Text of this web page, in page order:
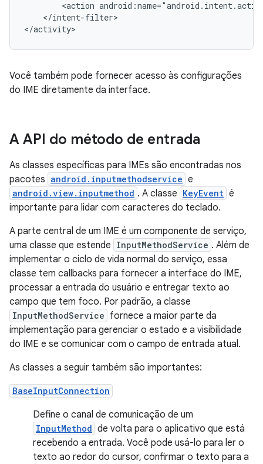
<action
</intent-filter>
</activity>
Você também pode fornecer acesso às configurações
do IME diretamente da interface.
A API do método de entrada
As classes específicas para IMEs são encontradas nos
pacotes android.inputmethodservice e
android.view.inputmethod . A classe KeyEvent é
importante para lidar com caracteres do teclado.
A parte central de um IME é um componente de serviço,
uma classe que estende InputMethodService . Além de
implementar o ciclo de vida normal do serviço, essa
classe tem callbacks para fornecer a interface do IME,
processar a entrada do usuário e entregar texto ao
campo que tem foco. Por padrão, a classe
InputMethodService fornece a maior parte da
implementação para gerenciar o estado e a visibilidade
do IME e se comunicar com o campo de entrada atual.
As classes a seguir também são importantes:
BaseInputConnection
Define o canal de comunicação de um
InputMethod de volta para o aplicativo que está
recebendo a entrada. Você pode usá-lo para ler o
texto ao redor do cursor, confirmar o texto para a